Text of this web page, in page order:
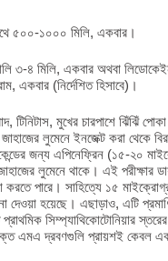
৫০০-১০০০ মিলি, একবার।
৩-৪ মিলি, একবার অথবা
একবার (নির্দেশিত হিসাবে)।
টিনিটাস, মুখের চারপাশে ঝিঁঝিঁ
লুমেনে ইনজেক্ট করা থেকে
জন্য এপিনেফ্রিন (১৫-২০
লুমেনে থাকে। এই পরীক্ষার
পারে। সাহিত্যে ১৫
দেওয়া হয়েছে। এছাড়াও, এটি
সিম্প্যাথিকোটোনিয়ার
এমএ দ্রবণগুলি প্রায়শই কেবল